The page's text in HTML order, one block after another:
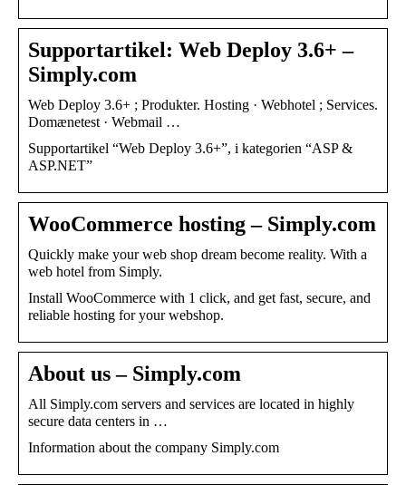
Supportartikel: Web Deploy 3.6+ –
Simply.com
Web Deploy 3.6+ ; Produkter. Hosting · Webhotel ; Services.
Domænetest · Webmail …
Supportartikel “Web Deploy 3.6+”, i kategorien “ASP &
ASP.NET”
WooCommerce hosting – Simply.com
Quickly make your web shop dream become reality. With a
web hotel from Simply.
Install WooCommerce with 1 click, and get fast, secure, and
reliable hosting for your webshop.
About us – Simply.com
All Simply.com servers and services are located in highly
secure data centers in …
Information about the company Simply.com